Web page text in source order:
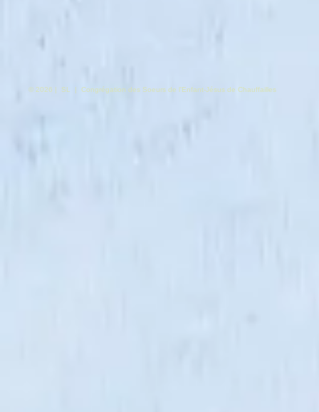
© 2026 | SL | Congrégation des Soeurs de l'Enfant-Jésus de Chauffailles